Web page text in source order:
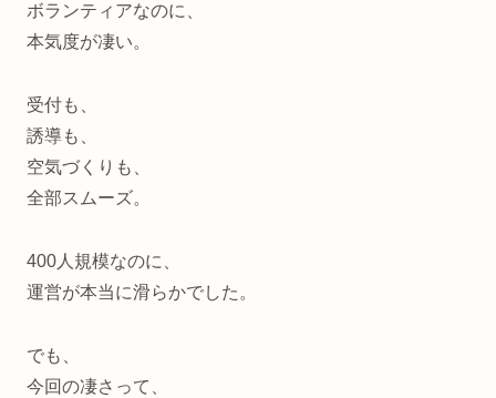
ボランティアなのに、
本気度が凄い。
受付も、
誘導も、
空気づくりも、
全部スムーズ。
400人規模なのに、
運営が本当に滑らかでした。
でも、
今回の凄さって、